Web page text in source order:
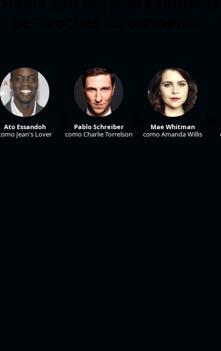
Ato Essandoh
Jean's Lover
Pablo Schreiber
como Charlie Torrelson
Mae Whitman
como Amanda Willis